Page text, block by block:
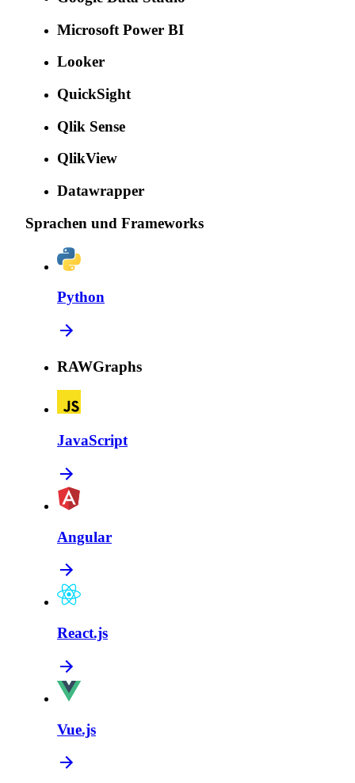
Microsoft Power BI
Looker
QuickSight
Qlik Sense
QlikView
Datawrapper
Sprachen und Frameworks
Python
RAWGraphs
JavaScript
Angular
React.js
Vue.js